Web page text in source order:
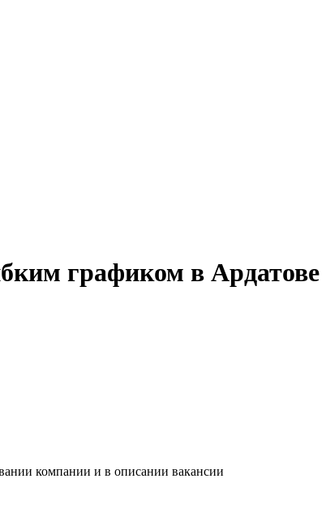
графиком в Ардатове
компании и в описании вакансии